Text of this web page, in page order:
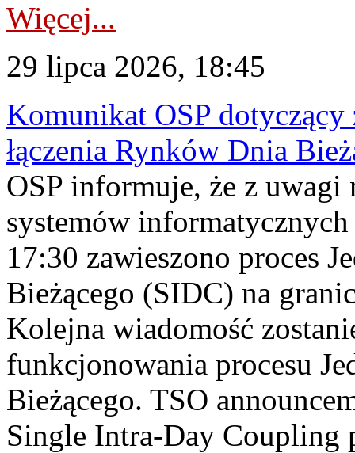
Więcej...
29 lipca 2026, 18:45
Komunikat OSP dotyczący
łączenia Rynków Dnia
OSP informuje, że z uwagi
systemów
17:30 zawieszono proces
Bieżącego (SIDC) na
Kolejna wiadomość
funkcjonowania procesu
Bieżącego. TSO
Single Intra-Day Coupling